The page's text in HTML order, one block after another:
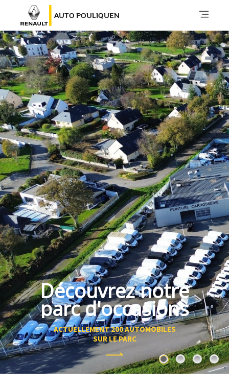
AUTO POULIQUEN
Découvrez notre
parc d'occasions
ACTUELLEMENT 200 AUTOMOBILES
SUR LE PARC